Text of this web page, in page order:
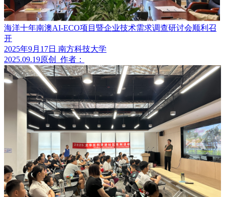
海洋十年南澳AI-ECO项目暨企业技术需求调查研讨会顺利召
开
2025年9月17日 南方科技大学
2025.09.19原创 作者：